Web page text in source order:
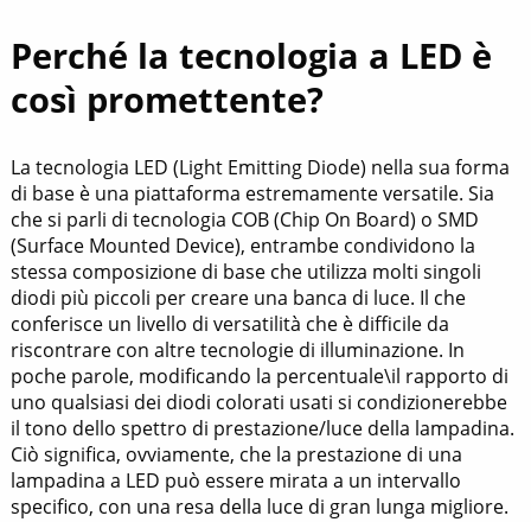
Perché la tecnologia a LED è
così promettente?
La tecnologia LED (Light Emitting Diode) nella sua forma
di base è una piattaforma estremamente versatile. Sia
che si parli di tecnologia COB (Chip On Board) o SMD
(Surface Mounted Device), entrambe condividono la
stessa composizione di base che utilizza molti singoli
diodi più piccoli per creare una banca di luce. Il che
conferisce un livello di versatilità che è difficile da
riscontrare con altre tecnologie di illuminazione. In
poche parole, modificando la percentuale\il rapporto di
uno qualsiasi dei diodi colorati usati si condizionerebbe
il tono dello spettro di prestazione/luce della lampadina.
Ciò significa, ovviamente, che la prestazione di una
lampadina a LED può essere mirata a un intervallo
specifico, con una resa della luce di gran lunga migliore.